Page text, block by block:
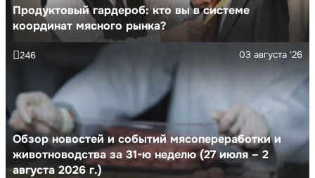
Продуктовый гардероб: кто вы в системе
координат мясного рынка?
Обзор новостей и событий мясопереработки и
животноводства за 31-ю неделю (27 июля – 2
августа 2026 г.)
03 августа '26
246